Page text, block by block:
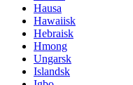
Hausa
Hawaiisk
Hebraisk
Hmong
Ungarsk
Islandsk